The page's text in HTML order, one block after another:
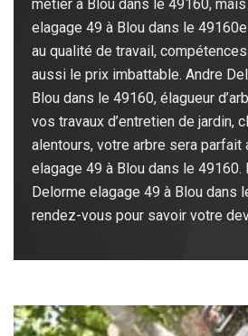
métier à Blou dans le 49160,
elagage 49 à Blou dans le
au qualité de travail,
aussi le prix imbattable. Andre
Blou dans le 49160, élagueur
vos travaux d’entretien de jardin,
alentours, votre arbre sera parfait
elagage 49 à Blou dans le
Delorme elagage 49 à Blou dans
rendez-vous pour savoir votre